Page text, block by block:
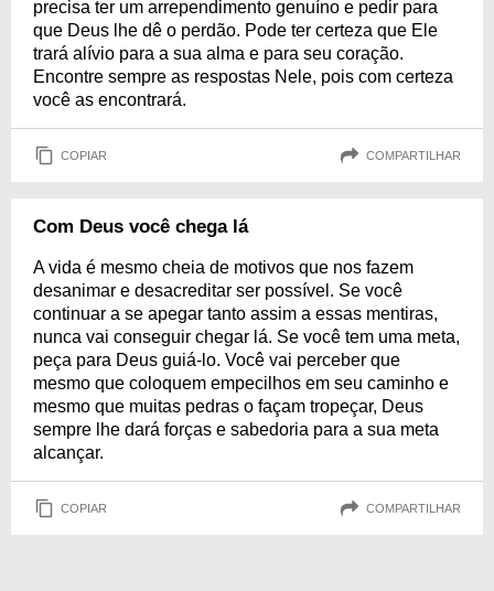
precisa ter um arrependimento genuíno e pedir para
que Deus lhe dê o perdão. Pode ter certeza que Ele
trará alívio para a sua alma e para seu coração.
Encontre sempre as respostas Nele, pois com certeza
você as encontrará.
COPIAR COMPARTILHAR
Com Deus você chega lá
A vida é mesmo cheia de motivos que nos fazem
desanimar e desacreditar ser possível. Se você
continuar a se apegar tanto assim a essas mentiras,
nunca vai conseguir chegar lá. Se você tem uma meta,
peça para Deus guiá-lo. Você vai perceber que
mesmo que coloquem empecilhos em seu caminho e
mesmo que muitas pedras o façam tropeçar, Deus
sempre lhe dará forças e sabedoria para a sua meta
alcançar.
COPIAR COMPARTILHAR